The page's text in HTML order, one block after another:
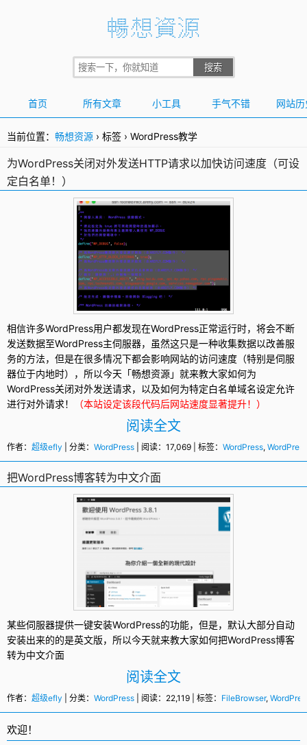
首页 所有文章 小工具 手气不错 网站历
当前位置： 畅想资源 › 标签 › WordPress教学
为WordPress关闭对外发送HTTP请求以加快访问速度（可设
定白名单！）
相信许多WordPress用户都发现在WordPress正常运行时，将会不断
发送数据至WordPress主伺服器，虽然这只是一种收集数据以改善服
务的方法，但是在很多情况下都会影响网站的访问速度（特别是伺服
器位于内地时），所以今天「畅想资源」就来教大家如何为
WordPress关闭对外发送请求，以及如何为特定白名单域名设定允许
进行对外请求！
（本站设定该段代码后网站速度显著提升！）
阅读全文
作者： 超级efly | 分类： WordPress | 阅读：17,069 | 标签： WordPress,
把WordPress博客转为中文介面
某些伺服器提供一键安装WordPress的功能，但是，默认大部分自动
安装出来的的是英文版，所以今天就来教大家如何把WordPress博客
转为中文介面
阅读全文
作者： 超级efly | 分类： WordPress | 阅读：22,119 | 标签： FileBrowser,
欢迎！